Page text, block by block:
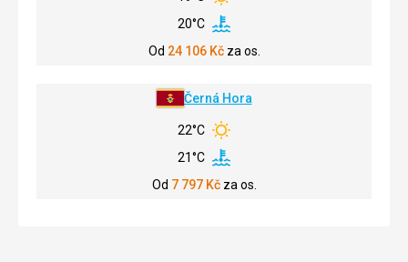
20°C
Od 24 106Kč za os.
Černá Hora
22°C
21°C
Od 7 797Kč za os.